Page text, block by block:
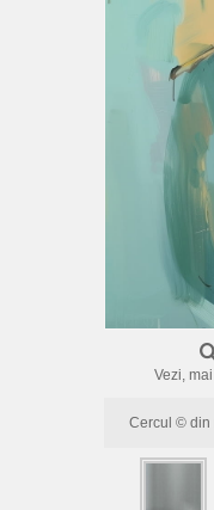
Vezi,
Cercul ©